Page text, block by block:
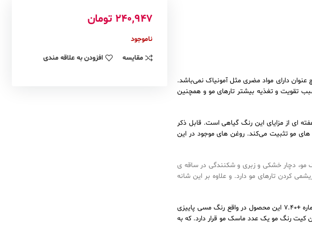
دارای مواد مضری مثل آمونیاک نمی‌باشد.
تقویت و تغذیه بیشتر تارهای مو و همچنین
موهای سفید را پوشش می‌دهد و ماندگاری 8 هفته ای از مزایای این رنگ گیاهی است. قابل ذکر
های مو تثبیت می‌کند. روغن های موجود در این
دچار خشکی و زبری و شکنندگی در ساقه ی
کردن تارهای مو دارد. و علاوه بر این شانه
ه راحتی قابل استفاده می‌باشد و انواع مختلف مو می‌توانند از این محصول بی نظیر مصرف کنند. رنگ شماره +7.40 این محصول در واقع رنگ مسی پاییزی
کیت رنگ مو یک عدد ماسک مو قرار دارد. که به
240,947 تومان
ناموجود
مقایسه افزودن به علاقه مندی